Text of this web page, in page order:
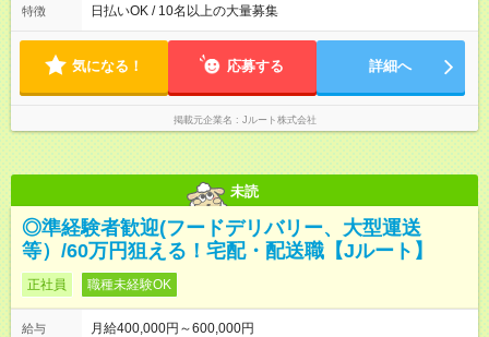
よって時間外での勤務可能性有り ※案件により多少の前後あり
特徴 日払いOK / 10名以上の大量募集
気になる！ 応募する 詳細へ
掲載元企業名 Jルート株式会社
未読
◎準経験者歓迎(フードデリバリー、大型運送
等）/60万円狙える！宅配・配送職【Jルート】
正社員 職種未経験OK
給与
月給400,000円～600,000円